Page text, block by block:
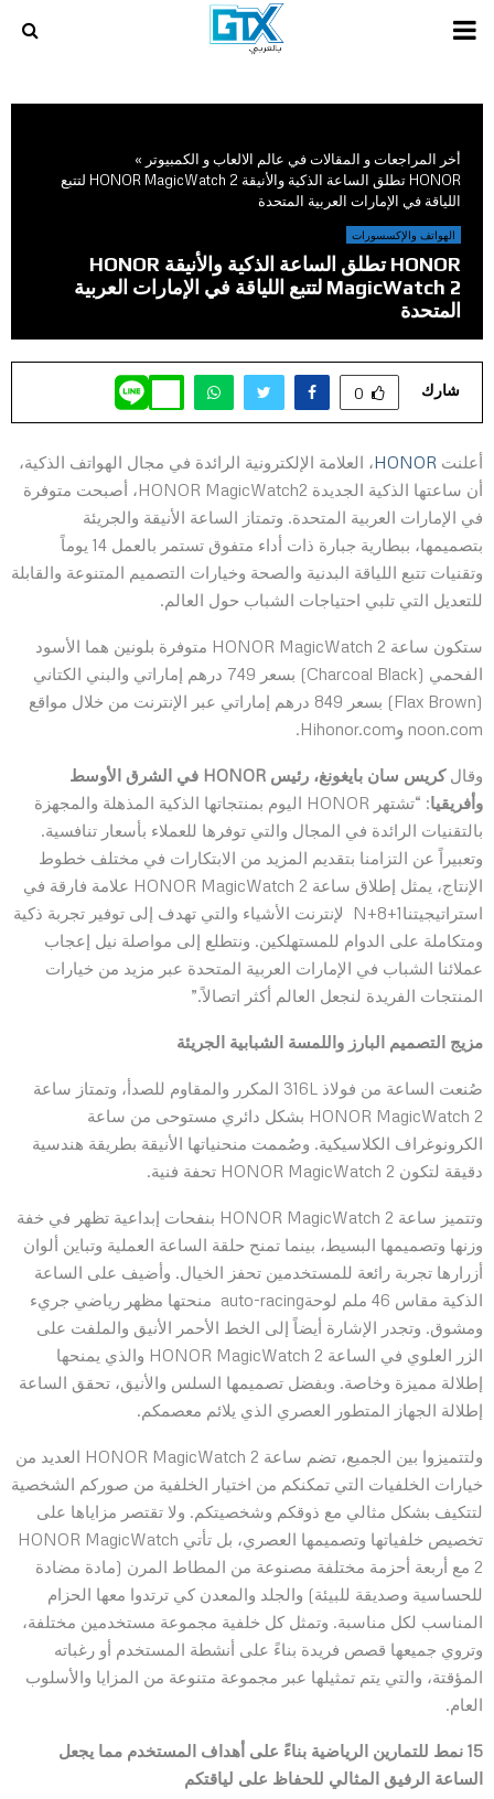
PRIMARY
أخر المراجعات و المقالات في عالم الالعاب و الكمبيوتر »
HONOR تطلق الساعة الذكية والأنيقة HONOR MagicWatch 2 لتتبع
اللياقة في الإمارات العربية المتحدة
الهواتف والإكسسورات
HONOR تطلق الساعة الذكية والأنيقة HONOR
MagicWatch 2 لتتبع اللياقة في الإمارات العربية
المتحدة
شارك 0
أعلنت HONOR، العلامة الإلكترونية الرائدة في مجال الهواتف الذكية،
أن ساعتها الذكية الجديدة HONOR MagicWatch2، أصبحت متوفرة
في الإمارات العربية المتحدة. وتمتاز الساعة الأنيقة والجريئة
بتصميمها، ببطارية جبارة ذات أداء متفوق تستمر بالعمل 14 يوماً
وتقنيات تتبع اللياقة البدنية والصحة وخيارات التصميم المتنوعة والقابلة
للتعديل التي تلبي احتياجات الشباب حول العالم.
ستكون ساعة HONOR MagicWatch 2 متوفرة بلونين هما الأسود
الفحمي (Charcoal Black) بسعر 749 درهم إماراتي والبني الكتاني
(Flax Brown) بسعر 849 درهم إماراتي عبر الإنترنت من خلال مواقع
noon.com وHihonor.com.
وقالكريس سان بايغونغ، رئيس HONOR في الشرق الأوسط
وأفريقيا
: “تشتهر HONOR اليوم بمنتجاتها الذكية المذهلة والمجهزة
بالتقنيات الرائدة في المجال والتي توفرها للعملاء بأسعار تنافسية.
وتعبيراً عن التزامنا بتقديم المزيد من الابتكارات في مختلف خطوط
الإنتاج، يمثل إطلاق ساعة HONOR MagicWatch 2 علامة فارقة في
استراتيجيتنا1+8+N لإنترنت الأشياء والتي تهدف إلى توفير تجربة ذكية
ومتكاملة على الدوام للمستهلكين. ونتطلع إلى مواصلة نيل إعجاب
عملائنا الشباب في الإمارات العربية المتحدة عبر مزيد من خيارات
المنتجات الفريدة لنجعل العالم أكثر اتصالاً.”
مزيج التصميم البارز واللمسة الشبابية الجريئة
صُنعت الساعة من فولاذ 316L المكرر والمقاوم للصدأ، وتمتاز ساعة
HONOR MagicWatch 2 بشكل دائري مستوحى من ساعة
الكرونوغراف الكلاسيكية. وصُممت منحنياتها الأنيقة بطريقة هندسية
دقيقة لتكون HONOR MagicWatch 2 تحفة فنية.
وتتميز ساعة HONOR MagicWatch 2 بنفحات إبداعية تظهر في خفة
وزنها وتصميمها البسيط، بينما تمنح حلقة الساعة العملية وتباين ألوان
أزرارها تجربة رائعة للمستخدمين تحفز الخيال. وأضيف على الساعة
الذكية مقاس 46 ملم لوحةauto-racing منحتها مظهر رياضي جريء
ومشوق. وتجدر الإشارة أيضاً إلى الخط الأحمر الأنيق والملفت على
الزر العلوي في الساعة HONOR MagicWatch 2 والذي يمنحها
إطلالة مميزة وخاصة. وبفضل تصميمها السلس والأنيق، تحقق الساعة
إطلالة الجهاز المتطور العصري الذي يلائم معصمكم.
ولتتميزوا بين الجميع، تضم ساعة HONOR MagicWatch 2 العديد من
خيارات الخلفيات التي تمكنكم من اختيار الخلفية من صوركم الشخصية
لتتكيف بشكل مثالي مع ذوقكم وشخصيتكم. ولا تقتصر مزاياها على
تخصيص خلفياتها وتصميمها العصري، بل تأتي HONOR MagicWatch
2 مع أربعة أحزمة مختلفة مصنوعة من المطاط المرن (مادة مضادة
للحساسية وصديقة للبيئة) والجلد والمعدن كي ترتدوا معها الحزام
المناسب لكل مناسبة. وتمثل كل خلفية مجموعة مستخدمين مختلفة،
وتروي جميعها قصص فريدة بناءً على أنشطة المستخدم أو رغباته
المؤقتة، والتي يتم تمثيلها عبر مجموعة متنوعة من المزايا والأسلوب
العام.
15 نمط للتمارين الرياضية بناءً على أهداف المستخدم مما يجعل
الساعة الرفيق المثالي للحفاظ على لياقتكم